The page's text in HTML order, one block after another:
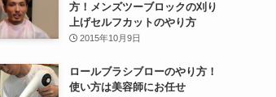
方！メンズツーブロックの刈り
上げセルフカットのやり方
2015年10月9日
ロールブラシブローのやり方！
使い方は美容師にお任せ